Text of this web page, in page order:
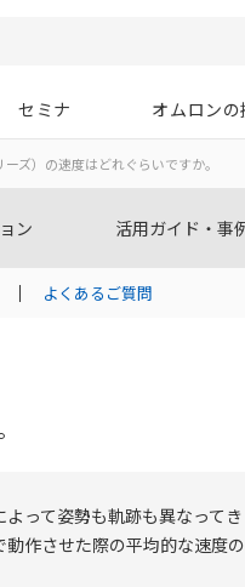
セミナ オムロン
ズ）の速度はどれぐらいですか。
ン 活用ガイド・事
よくあるご質問
って姿勢も軌跡も異なって
作させた際の平均的な速度